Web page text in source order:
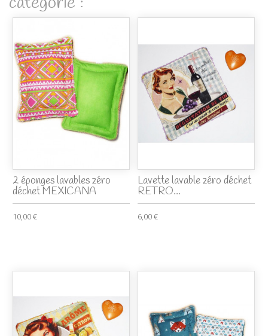
2 éponges lavables zéro
déchet MEXICANA
10,00 €
Lavette lavable zéro déchet
RETRO...
6,00 €